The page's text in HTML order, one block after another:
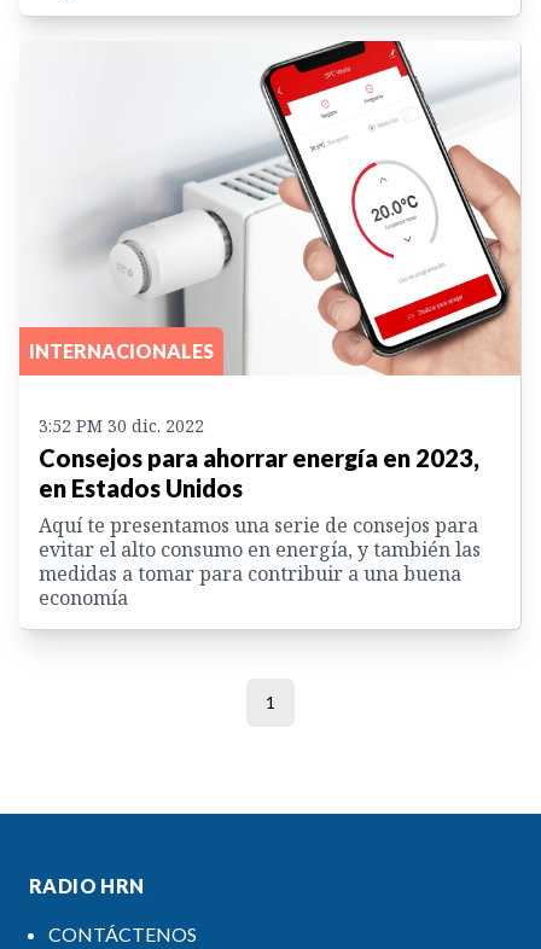
INTERNACIONALES
3:52 PM 30 dic. 2022
Consejos para ahorrar energía en 2023,
en Estados Unidos
Aquí te presentamos una serie de consejos para
evitar el alto consumo en energía, y también las
medidas a tomar para contribuir a una buena
economía
1
RADIO HRN
CONTÁCTENOS